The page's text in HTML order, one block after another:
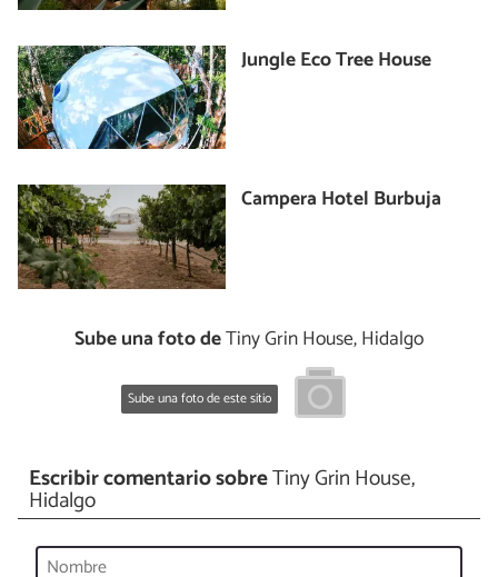
Jungle Eco Tree House
Campera Hotel Burbuja
Sube una foto deTiny Grin House, Hidalgo
Sube una foto de este sitio
Escribir comentario sobreTiny Grin House,
Hidalgo